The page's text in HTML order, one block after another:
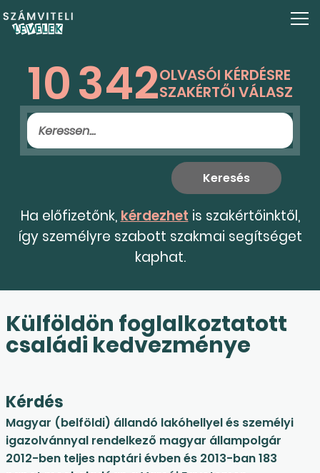
10342OLVASÓI KÉRDÉSRE
SZAKÉRTŐI VÁLASZ
Ha előfizetőnk, kérdezhet is szakértőinktől,
így személyre szabott szakmai segítséget
kaphat.
Külföldön foglalkoztatott
családi kedvezménye
Kérdés
Magyar (belföldi) állandó lakóhellyel és személyi
igazolvánnyal rendelkező magyar állampolgár
2012-ben teljes naptári évben és 2013-ban 183